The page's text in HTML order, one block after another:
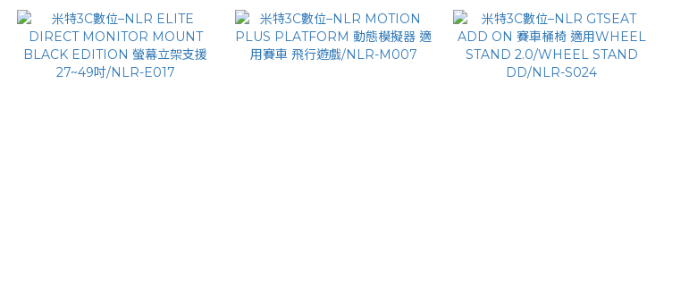
EDITION 專業模擬飛行
波音授權商用/NLR-
S027
頭頂擴充螢幕架/NLR-
E016
方向盤/NLR-E022